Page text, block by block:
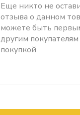
Еще никто не
отзыва о данном
можете быть
другим
покупкой